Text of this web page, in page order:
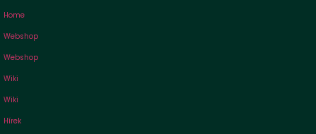
Home
Webshop
Webshop
Wiki
Wiki
Hírek